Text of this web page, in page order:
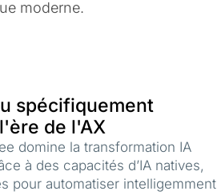
moderne.
spécifiquement
de l'AX
domine la transformation IA
à des capacités d’IA natives,
pour automatiser intelligemment